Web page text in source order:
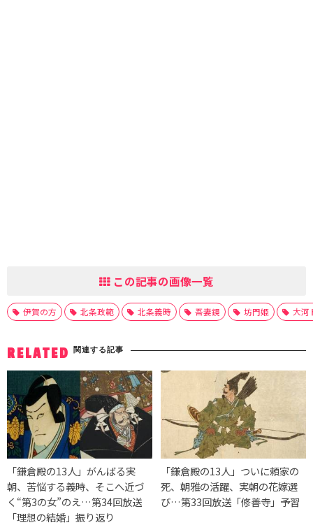
この記事の画像一覧
伊賀の方 北条政範 北条義時 吾妻鏡 坊門姫 大河
RELATED 関連する記事
「鎌倉殿の13人」がんばる実
朝、苦悩する義時、そこへ近づ
く“第3の女”のえ…第34回放送
「理想の結婚」振り返り
「鎌倉殿の13人」ついに頼家の
死、朝雅の活躍、実朝の花嫁選
び…第33回放送「修善寺」予習